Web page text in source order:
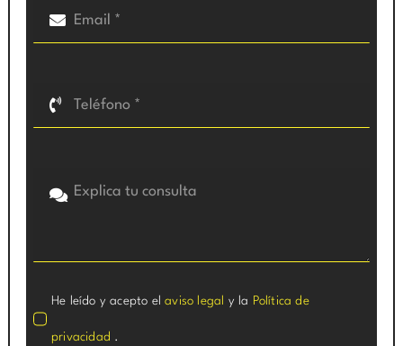
He leído y acepto elaviso legal y la Política de
privacidad .